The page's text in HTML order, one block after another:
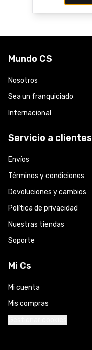
Mundo CS
Nosotros
Sea un franquiciado
Internacional
Servicio a clientes
Envíos
Términos y condiciones
Devoluciones y cambios
Política de privacidad
Nuestras tiendas
Soporte
Mi Cs
Mi cuenta
Mis compras